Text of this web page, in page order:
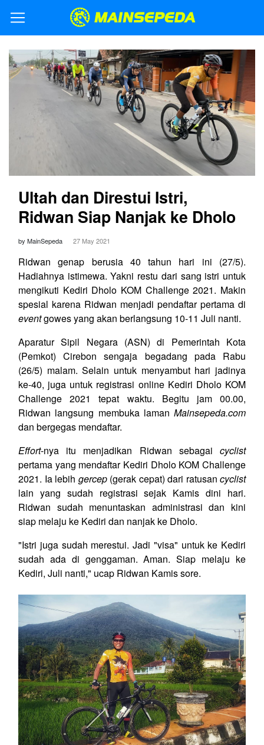
Ultah dan Direstui Istri,
Ridwan Siap Nanjak ke Dholo
by MainSepeda 27 May 2021
Ridwan genap berusia 40 tahun hari ini (27/5).
Hadiahnya istimewa. Yakni restu dari sang istri untuk
mengikuti Kediri Dholo KOM Challenge 2021. Makin
spesial karena Ridwan menjadi pendaftar pertama di
eventgowes yang akan berlangsung 10-11 Juli nanti.
Aparatur Sipil Negara (ASN) di Pemerintah Kota
(Pemkot) Cirebon sengaja begadang pada Rabu
(26/5) malam. Selain untuk menyambut hari jadinya
ke-40, juga untuk registrasi online Kediri Dholo KOM
Challenge 2021 tepat waktu. Begitu jam 00.00,
Ridwan langsung membuka laman Mainsepeda.com
dan bergegas mendaftar.
Effort-nya itu menjadikan Ridwan sebagai cyclist
pertama yang mendaftar Kediri Dholo KOM Challenge
2021. Ia lebih gercep(gerak cepat) dari ratusan cyclist
lain yang sudah registrasi sejak Kamis dini hari.
Ridwan sudah menuntaskan administrasi dan kini
siap melaju ke Kediri dan nanjak ke Dholo.
"Istri juga sudah merestui. Jadi "visa" untuk ke Kediri
sudah ada di genggaman. Aman. Siap melaju ke
Kediri, Juli nanti," ucap Ridwan Kamis sore.